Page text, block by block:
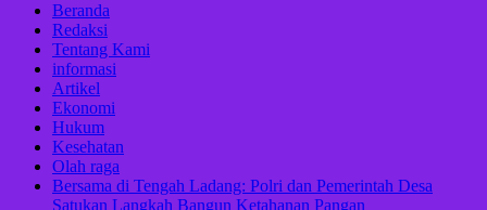
Beranda
Redaksi
Tentang Kami
informasi
Artikel
Ekonomi
Hukum
Kesehatan
Olah raga
Bersama di Tengah Ladang: Polri dan Pemerintah Desa
Satukan Langkah Bangun Ketahanan Pangan